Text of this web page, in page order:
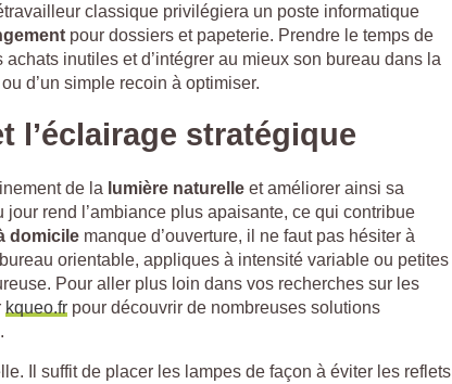
classique privilégiera un poste informatique
pour dossiers et papeterie. Prendre le temps de
inutiles et d’intégrer au mieux son bureau dans la
d’un simple recoin à optimiser.
l’éclairage stratégique
de la lumière naturelle et améliorer ainsi sa
rend l’ambiance plus apaisante, ce qui contribue
domicile manque d’ouverture, il ne faut pas hésiter à
orientable, appliques à intensité variable ou petites
Pour aller plus loin dans vos recherches sur les
kqueo.fr pour découvrir de nombreuses solutions
Il suffit de placer les lampes de façon à éviter les reflets